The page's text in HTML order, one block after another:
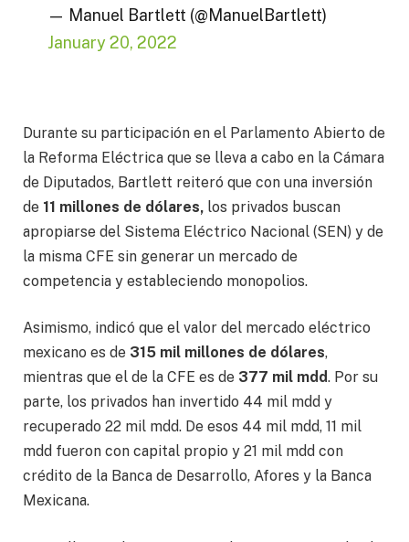
— Manuel Bartlett (@ManuelBartlett)
January 20, 2022
Durante su participación en el Parlamento Abierto de
la Reforma Eléctrica que se lleva a cabo en la Cámara
de Diputados, Bartlett reiteró que con una inversión
de 11 millones de dólares, los privados buscan
apropiarse del Sistema Eléctrico Nacional (SEN) y de
la misma CFE sin generar un mercado de
competencia y estableciendo monopolios.
Asimismo, indicó que el valor del mercado eléctrico
mexicano es de 315 mil millones de dólares,
mientras que el de la CFE es de 377 mil mdd. Por su
parte, los privados han invertido 44 mil mdd y
recuperado 22 mil mdd. De esos 44 mil mdd, 11 mil
mdd fueron con capital propio y 21 mil mdd con
crédito de la Banca de Desarrollo, Afores y la Banca
Mexicana.